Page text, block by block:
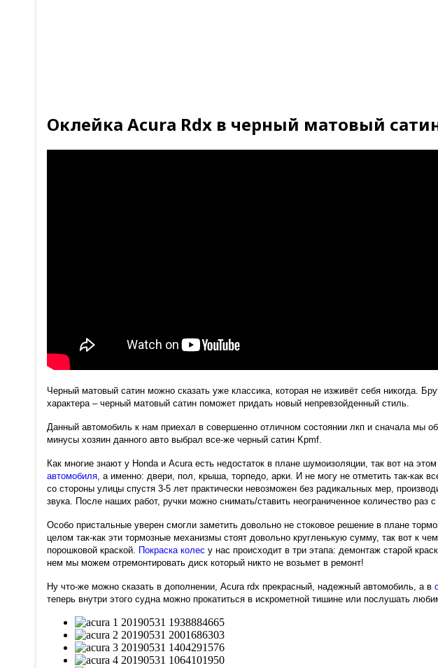
Оклейка Acura Rdx в черный матовый
Черный матовый сатин можно сказать уже классика, которая не изживёт себя никогда.
характера – черный матовый сатин поможет придать новый непревзойденный стиль.
Данный автомобиль к нам приехал в совершенно отличном состоянии лкп и сначала мы
минусы хозяин данного авто выбрал все-же черный сатин Kpmf.
Как многие знают у Honda и Acura есть недостаток в плане шумоизоляции, так вот на
автомобиля , а именно: двери, пол, крыша, торпедо, арки. И не могу не отметить так-как
со стороны улицы спустя 3-5 лет практически невозможен без радикальных мер,
звука. После наших работ, ручки можно снимать/ставить неограниченное количество раз
Особо пристальные уверен смогли заметить довольно не стоковое решение в плане
целом так-как эти тормозные механизмы стоят довольно кругленькую сумму, так вот к
порошковой краской.
Покраска колес у нас происходит в три этапа: демонтаж старой
нем мы можем отремонтировать диск который никто не возьмет в ремонт!
Ну что-же можно сказать в дополнении, Acura rdx прекрасный, надежный автомобиль, а в
теперь внутри этого судна можно прокатиться в искрометной тишине или послушать